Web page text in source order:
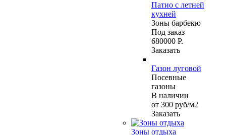
Патио с летней
кухней
Зоны барбекю
Под заказ
680000 Р.
Заказать
Газон луговой
Посевные
газоны
В наличии
от 300 руб/м2
Заказать
Зоны отдыха